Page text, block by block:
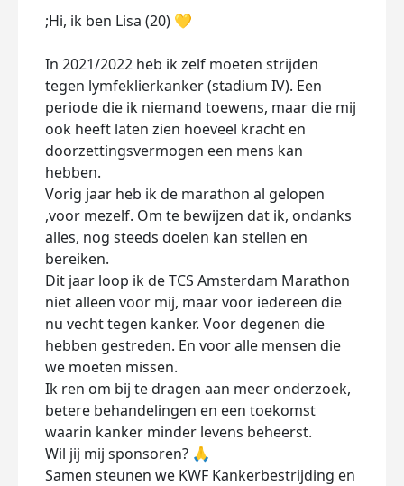
;Hi, ik ben Lisa (20) 💛
In 2021/2022 heb ik zelf moeten strijden
tegen lymfeklierkanker (stadium IV). Een
periode die ik niemand toewens, maar die mij
ook heeft laten zien hoeveel kracht en
doorzettingsvermogen een mens kan
hebben.
Vorig jaar heb ik de marathon al gelopen
,voor mezelf. Om te bewijzen dat ik, ondanks
alles, nog steeds doelen kan stellen en
bereiken.
Dit jaar loop ik de TCS Amsterdam Marathon
niet alleen voor mij, maar voor iedereen die
nu vecht tegen kanker. Voor degenen die
hebben gestreden. En voor alle mensen die
we moeten missen.
Ik ren om bij te dragen aan meer onderzoek,
betere behandelingen en een toekomst
waarin kanker minder levens beheerst.
Wil jij mij sponsoren? 🙏
Samen steunen we KWF Kankerbestrijding en